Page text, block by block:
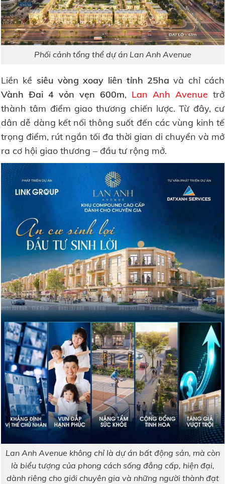
Phối cảnh tổng thể dự án Lan Anh Avenue
Liền kề siêu vòng xoay liên tỉnh 25ha và chỉ cách
Vành Đai 4 vỏn vẹn 600m, Lan Anh Avenue trở
thành tâm điểm giao thương chiến lược. Từ đây, cư
dân dễ dàng kết nối thông suốt đến các vùng kinh tế
trọng điểm, rút ngắn tối đa thời gian di chuyển và mở
ra cơ hội giao thương – đầu tư rộng mở.
Lan Anh Avenue không chỉ là dự án bất động sản, mà còn
là biểu tượng của phong cách sống đẳng cấp, hiện đại,
dành riêng cho giới chuyên gia và những người thành đạt